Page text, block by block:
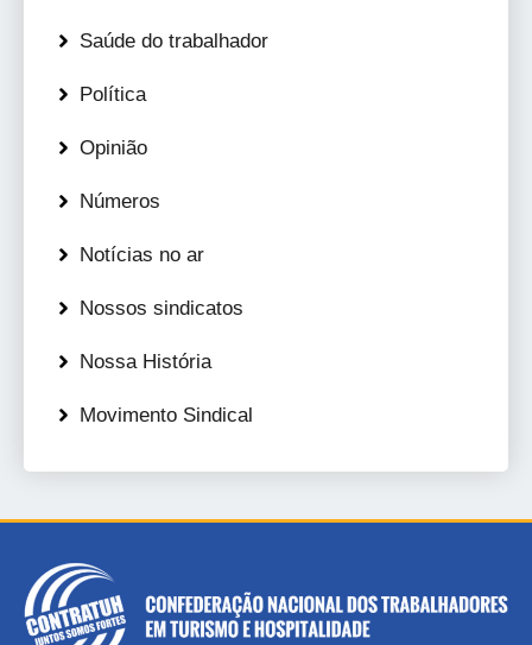
Saúde do trabalhador
Política
Opinião
Números
Notícias no ar
Nossos sindicatos
Nossa História
Movimento Sindical